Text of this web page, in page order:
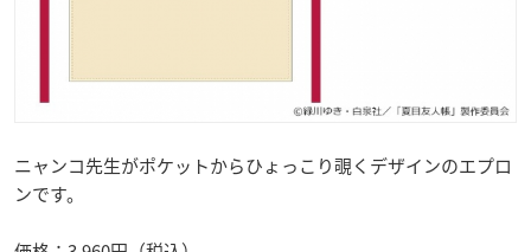
ニャンコ先生がポケットからひょっこり覗くデザインのエプロ
ンです。